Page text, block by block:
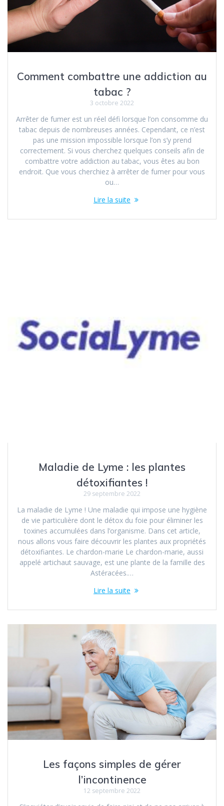
Comment combattre une addiction au
tabac ?
3 octobre 2022
Arrêter de fumer est un réel défi lorsque l’on consomme du
tabac depuis de nombreuses années. Cependant, ce n’est
pas une mission impossible lorsque l’on s’y prend
correctement. Si vous cherchez quelques conseils afin de
combattre votre addiction au tabac, vous êtes au bon
endroit. Que vous cherchiez à arrêter de fumer pour vous
ou…
Lire la suite
Maladie de Lyme : les plantes
détoxifiantes !
29 septembre 2022
La maladie de Lyme ! Une maladie qui impose une hygiène
de vie particulière dont le détox du foie pour éliminer les
toxines accumulées dans l’organisme. Dans cet article,
nous allons vous faire découvrir les plantes aux propriétés
détoxifiantes. Le chardon-marie Le chardon-marie, aussi
appelé artichaut sauvage, est une plante de la famille des
Astéracées.…
Lire la suite
Les façons simples de gérer
l’incontinence
12 septembre 2022